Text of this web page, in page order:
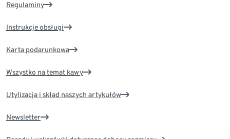
Regulaminy
Instrukcje obsługi
Karta podarunkowa
Wszystko na temat kawy
Utylizacja i skład naszych artykułów
Newsletter